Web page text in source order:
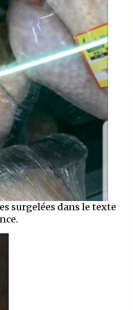
surgelées dans le texte